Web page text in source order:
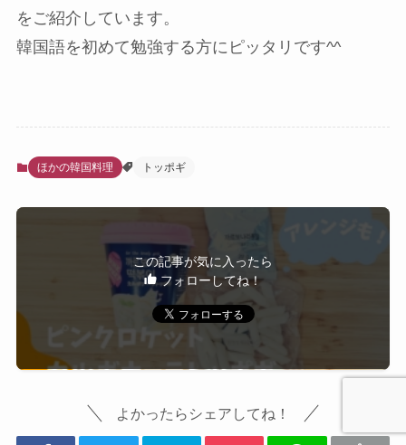
をご紹介しています。
韓国語を初めて勉強する方にピッタリです^^
ほかの韓国料理 トッポギ
この記事が気に入ったら
フォローしてね！
よかったらシェアしてね！